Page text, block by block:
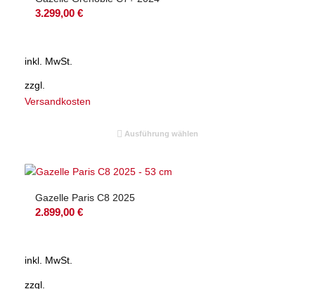
3.299,00 €
inkl. MwSt.
zzgl.
Versandkosten
Ausführung wählen
Gazelle Paris C8 2025
2.899,00 €
inkl. MwSt.
zzgl.